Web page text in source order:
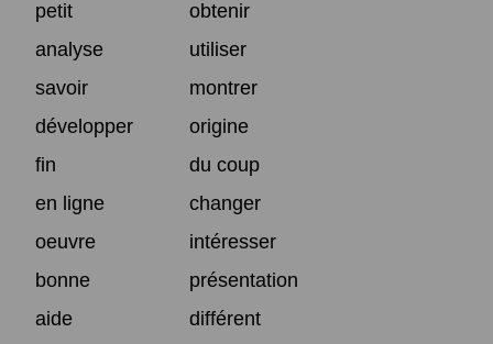
petit
obtenir
analyse
utiliser
savoir
montrer
développer
origine
fin
du coup
en ligne
changer
oeuvre
intéresser
bonne
présentation
aide
différent